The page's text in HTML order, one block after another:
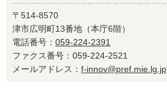
〒514-8570
津市広明町13番地（本庁6階）
電話番号： 059-224-2391
ファクス番号：059-224-2521
メールアドレス： f-innov@pref.mie.lg.jp